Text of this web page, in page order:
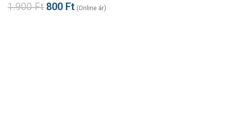
1.900Ft 800 Ft (Online ár)